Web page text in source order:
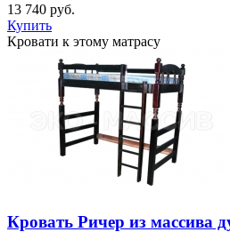
13 740 руб.
Купить
Кровати к этому матрасу
Кровать Ричер из массива